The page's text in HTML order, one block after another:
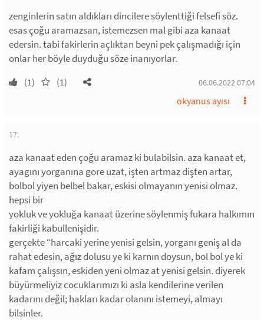
zenginlerin satın aldıkları dincilere söylenttiği felsefi söz.
esas çoğu aramazsan, istemezsen mal gibi aza kanaat
edersin. tabi fakirlerin açlıktan beyni pek çalışmadığı için
onlar her böyle duyduğu söze inanıyorlar.
(1) (1) 06.06.2022 07:04
okyanus ayısı
17.
aza kanaat eden çoğu aramaz ki bulabilsin. aza kanaat et,
ayagını yorganına gore uzat, işten artmaz dişten artar,
bolbol yiyen belbel bakar, eskisi olmayanın yenisi olmaz.
hepsi bir
yokluk ve yokluğa kanaat üzerine söylenmiş fukara halkımın
fakirliği kabullenişidir.
gerçekte “harcaki yerine yenisi gelsin, yorganı geniş al da
rahat edesin, ağız dolusu ye ki karnın doysun, bol bol ye ki
kafam çalışsın, eskiden yeni olmaz at yenisi gelsin. diyerek
büyürmeliyiz cocuklarımızı ki asla kendilerine verilen
kadarını değil; hakları kadar olanını istemeyi, almayı
bilsinler.